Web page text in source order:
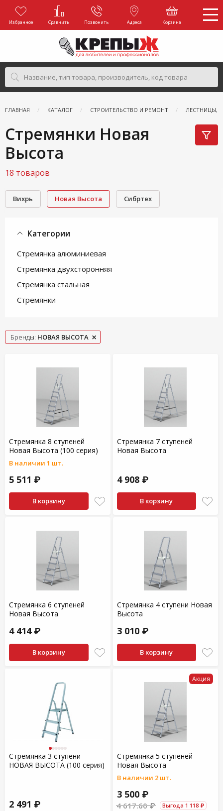
Избранное Сравнить Позвонить Адреса Корзина
ГЛАВНАЯ КАТАЛОГ СТРОИТЕЛЬСТВО И РЕМОНТ ЛЕСТНИЦЫ,
Стремянки Новая
Высота
18 товаров
Вихрь Новая Высота Сибртех
Категории
Стремянка алюминиевая
Стремянка двухсторонняя
Стремянка стальная
Стремянки
Бренды: НОВАЯ ВЫСОТА
Стремянка 8 ступеней
Новая Высота (100 серия)
В наличии 1 шт.
5 511 ₽
В корзину
Стремянка 7 ступеней
Новая Высота
4 908 ₽
В корзину
Стремянка 6 ступеней
Новая Высота
4 414 ₽
В корзину
Стремянка 4 ступени Новая
Высота
3 010 ₽
В корзину
Стремянка 3 ступени
НОВАЯ ВЫСОТА (100 серия)
2 491 ₽
Акция
Стремянка 5 ступеней
Новая Высота
В наличии 2 шт.
3 500 ₽
4 617.60 ₽ Выгода 1 118 ₽